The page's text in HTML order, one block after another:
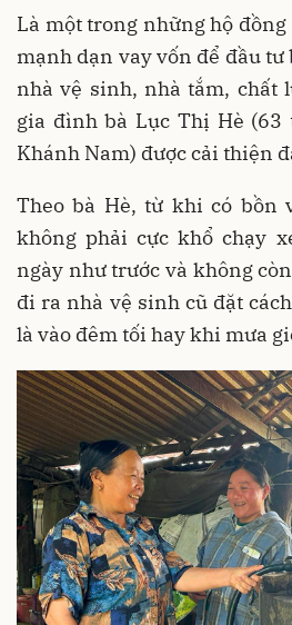
Là một trong những hộ
mạnh dạn vay vốn để đầu tư
nhà vệ sinh, nhà tắm, chất
gia đình bà Lục Thị Hè (63
Khánh Nam) được cải thiện
Theo bà Hè, từ khi có bồn
không phải cực khổ chạy
ngày như trước và không
đi ra nhà vệ sinh cũ đặt
là vào đêm tối hay khi mưa